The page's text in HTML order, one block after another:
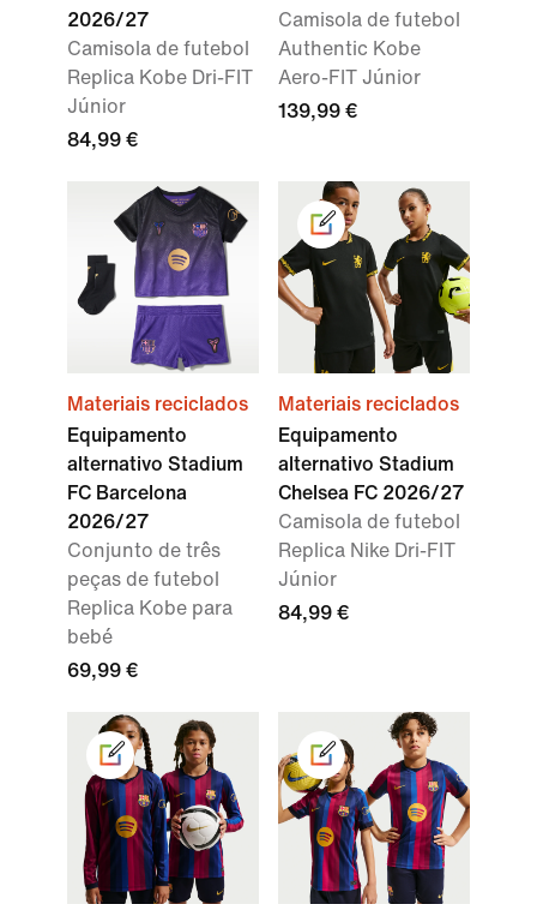
2026/27
Camisola de futebol
Replica Kobe Dri-FIT
Júnior
84,99 €
Camisola de futebol
Authentic Kobe
Aero-FIT Júnior
139,99 €
Materiais reciclados
Equipamento
alternativo Stadium
FC Barcelona
2026/27
Conjunto de três
peças de futebol
Replica Kobe para
bebé
69,99 €
Materiais reciclados
Equipamento
alternativo Stadium
Chelsea FC 2026/27
Camisola de futebol
Replica Nike Dri-FIT
Júnior
84,99 €